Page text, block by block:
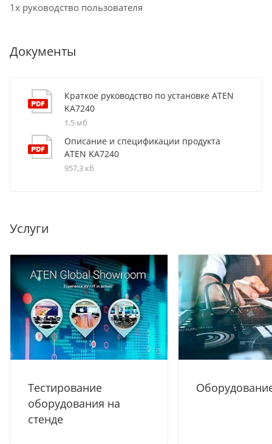
1x руководство пользователя
Документы
Краткое руководство по установке ATEN
KA7240
1,5 мб
Описание и спецификации продукта
ATEN KA7240
957,3 кб
Услуги
Тестирование
оборудования на
стенде